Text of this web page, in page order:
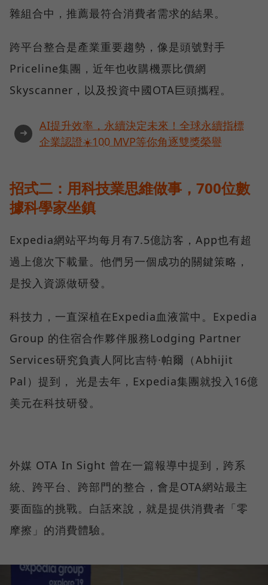
雜組合中，推薦最符合消費者需求的結果。
跨平台整合是產業重要趨勢，像是頭號對手
Priceline集團，近年也收購機票比價網
Skyscanner，以及投資中國OTA巨頭攜程。
➜
AI提升效率，永續決定未來！全球永續指標
企業認證☀️100 MVP等你角逐雙獎榮譽
招式二：用科技業思維做事，700位數
據科學家坐鎮
Expedia網站平均每月有7.5億訪客，App也有超
過上億次下載量。他們另一個成功的關鍵策略，
是投入資源做研發。
科技力，一直深植在Expedia血液當中。Expedia
Group 的住宿合作夥伴服務Lodging Partner
Services研究負責人阿比吉特·帕爾（Abhijit
Pal）提到， 光是去年，Expedia集團就投入16億
美元在科技研發。
外媒 OTA In Sight 曾在一篇報導中提到，跨系
統、跨平台、跨部門的整合，會是OTA網站最主
要面臨的挑戰。白話來說，就是提供消費者「零
摩擦」的消費體驗。